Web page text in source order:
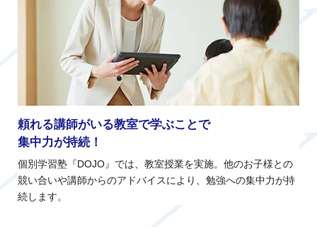
頼れる講師がいる教室で学ぶことで
集中力が持続！
個別学習塾『DOJO』では、教室授業を実施。他のお子様との
競い合いや講師からのアドバイスにより、勉強への集中力が持
続します。